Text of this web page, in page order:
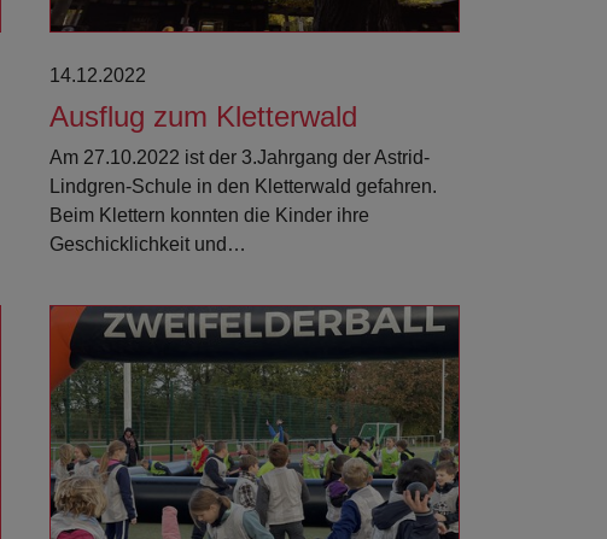
14.12.2022
Ausflug zum Kletterwald
Am 27.10.2022 ist der 3.Jahrgang der Astrid-
Lindgren-Schule in den Kletterwald gefahren.
Beim Klettern konnten die Kinder ihre
Geschicklichkeit und…